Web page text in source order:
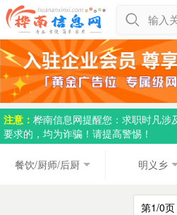
输入
注意： 桦南信息网提醒您：求职时凡涉
要求的，均为诈骗！请提高警惕！
餐饮/厨师/后厨 明义乡
第1/0页